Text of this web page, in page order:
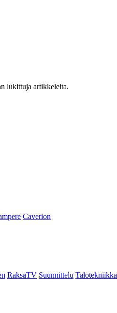
lukittuja artikkeleita.
Caverion
RaksaTV Suunnittelu Talotekniikka